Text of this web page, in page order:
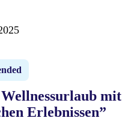
mit
Erlebnissen”